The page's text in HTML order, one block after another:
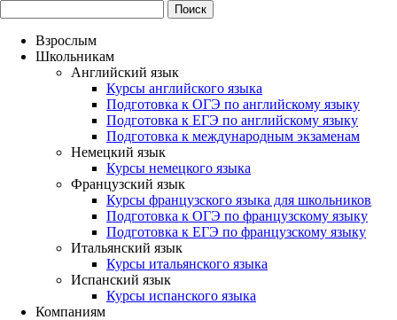
Взрослым
Школьникам
Английский язык
Курсы английского языка
Подготовка к ОГЭ по английскому языку
Подготовка к ЕГЭ по английскому языку
Подготовка к международным экзаменам
Немецкий язык
Курсы немецкого языка
Французский язык
Курсы французского языка для школьников
Подготовка к ОГЭ по французскому языку
Подготовка к ЕГЭ по французскому языку
Итальянский язык
Курсы итальянского языка
Испанский язык
Курсы испанского языка
Компаниям